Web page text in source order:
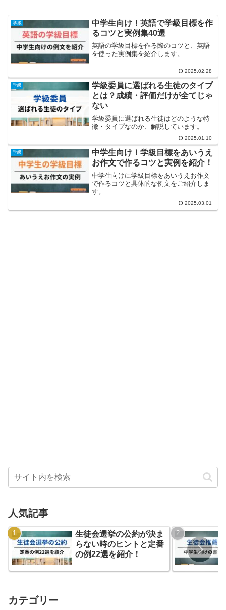
学級
中学生向け！英語で学級目標を作
るコツと実例集40選
英語の学級目標を作る際のコツと、英語
を使った実例集を紹介します。
2025.02.28
学級
学級委員に選ばれる生徒のタイプ
とは？成績・評価だけが全てじゃ
ない
学級委員に選ばれる生徒はどのような特
徴・タイプなのか、解説しています。
2025.01.10
学級
中学生向け！学級目標をあいうえ
お作文で作るコツと実例を紹介！
中学生向けに学級目標をあいうえお作文
で作るコツと具体的な例文をご紹介しま
す。
2025.03.01
人気記事
生徒会選挙の公約が決ま
らない時のヒントと定番
の例22選を紹介！
カテゴリー